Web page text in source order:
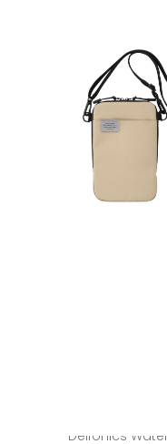
Delfonics Water-